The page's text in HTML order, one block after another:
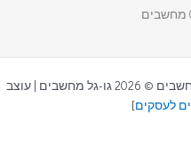
זכויות שמורות טכנאי מחשבים | תיקון מחשבים © 2026 גו-גל מחשבים | עוצב
]